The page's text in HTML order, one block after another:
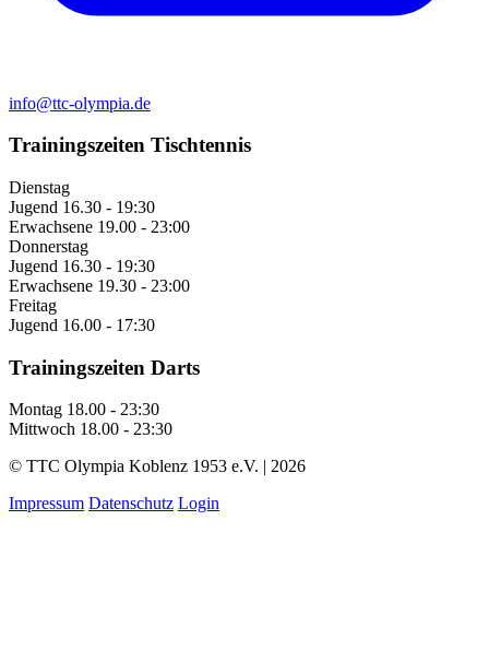
info@ttc-olympia.de
Trainingszeiten Tischtennis
Dienstag
Jugend 16.30 - 19:30
Erwachsene 19.00 - 23:00
Donnerstag
Jugend 16.30 - 19:30
Erwachsene 19.30 - 23:00
Freitag
Jugend 16.00 - 17:30
Trainingszeiten Darts
Montag 18.00 - 23:30
Mittwoch 18.00 - 23:30
© TTC Olympia Koblenz 1953 e.V. | 2026
Impressum Datenschutz Login